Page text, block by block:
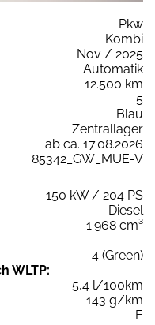
Pkw
Kombi
Nov / 2025
Automatik
12.500 km
5
Blau
Zentrallager
ab ca. 17.08.2026
85342_GW_MUE-V
150 kW / 204 PS
Diesel
1.968 cm³
4 (Green)
WLTP:
5,4 l/100km
143 g/km
E